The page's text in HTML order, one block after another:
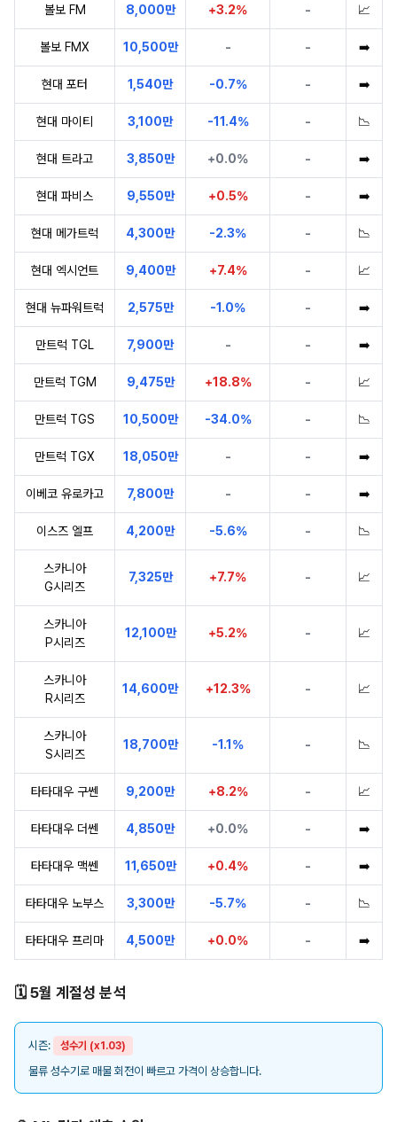
볼보 FM 8,000만 +3.2% - 📈
볼보 FMX 10,500만 - - ➡️
현대 포터 1,540만 -0.7% - ➡️
현대 마이티 3,100만 -11.4% - 📉
현대 트라고 3,850만 +0.0% - ➡️
현대 파비스 9,550만 +0.5% - ➡️
현대 메가트럭 4,300만 -2.3% - 📉
현대 엑시언트 9,400만 +7.4% - 📈
현대 뉴파워트럭 2,575만 -1.0% - ➡️
만트럭 TGL 7,900만 - - ➡️
만트럭 TGM 9,475만 +18.8% - 📈
만트럭 TGS 10,500만 -34.0% - 📉
만트럭 TGX 18,050만 - - ➡️
이베코 유로카고 7,800만 - - ➡️
이스즈 엘프 4,200만 -5.6% - 📉
스카니아
G시리즈
7,325만 +7.7% - 📈
스카니아
P시리즈
12,100만 +5.2% - 📈
스카니아
R시리즈
14,600만 +12.3% - 📈
스카니아
S시리즈
18,700만 -1.1% - 📉
타타대우 구쎈 9,200만 +8.2% - 📈
타타대우 더쎈 4,850만 +0.0% - ➡️
타타대우 맥쎈 11,650만 +0.4% - ➡️
타타대우 노부스 3,300만 -5.7% - 📉
타타대우 프리마 4,500만 +0.0% - ➡️
🗓️ 5월 계절성 분석
시즌: 성수기 (x1.03)
물류 성수기로 매물 회전이 빠르고 가격이 상승합니다.